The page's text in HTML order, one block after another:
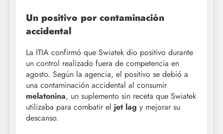
Un positivo por contaminación
accidental
La ITIA confirmó que Swiatek dio positivo durante
un control realizado fuera de competencia en
agosto. Según la agencia, el positivo se debió a
una contaminación accidental al consumir
melatonina, un suplemento sin receta que Swiatek
utilizaba para combatir el jet lag y mejorar su
descanso.